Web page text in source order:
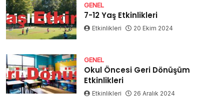
GENEL
7-12 Yaş Etkinlikleri
Etkinlikleri 20 Ekim 2024
GENEL
Okul Öncesi Geri Dönüşüm
Etkinlikleri
Etkinlikleri 26 Aralık 2024